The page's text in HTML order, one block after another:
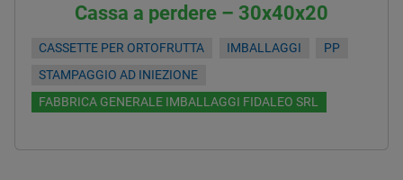
Cassa a perdere – 30x40x20
CASSETTE PER ORTOFRUTTA IMBALLAGGI
PP
STAMPAGGIO AD INIEZIONE
FABBRICA GENERALE IMBALLAGGI FIDALEO SRL